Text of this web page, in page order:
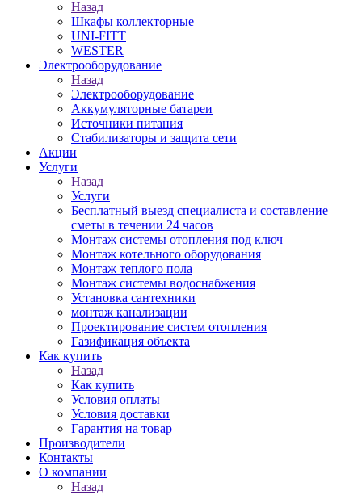
Назад
Шкафы коллекторные
UNI-FITT
WESTER
Электрооборудование
Назад
Электрооборудование
Аккумуляторные батареи
Источники питания
Стабилизаторы и защита сети
Акции
Услуги
Назад
Услуги
Бесплатный выезд специалиста и составление
сметы в течении 24 часов
Монтаж системы отопления под ключ
Монтаж котельного оборудования
Монтаж теплого пола
Монтаж системы водоснабжения
Установка сантехники
монтаж канализации
Проектирование систем отопления
Газификация объекта
Как купить
Назад
Как купить
Условия оплаты
Условия доставки
Гарантия на товар
Производители
Контакты
О компании
Назад